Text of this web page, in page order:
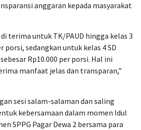
anggaran kepada masyarakat
terima untuk TK/PAUD hingga kelas 3
porsi, sedangkan untuk kelas 4 SD
Rp10.000 per porsi. Hal ini
manfaat jelas dan transparan,”
sesi salam-salaman dan saling
kebersamaan dalam momen Idul
SPPG Pagar Dewa 2 bersama para